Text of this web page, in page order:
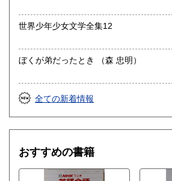
世界少年少女文学全集12
ぼくが弟だったとき （森 忠明）
全ての新着情報
おすすめの書籍